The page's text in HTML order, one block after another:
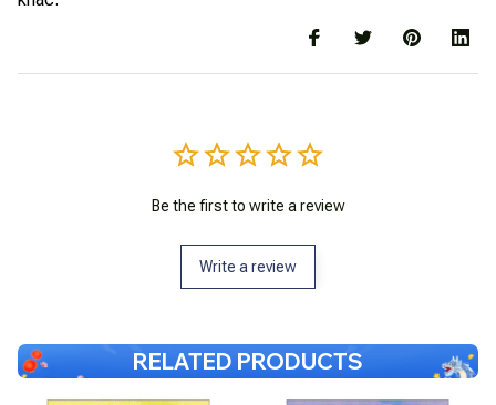
Be the first to write a review
Write a review
RELATED PRODUCTS